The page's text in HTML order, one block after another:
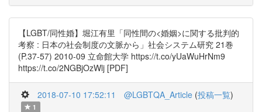
【LGBT/同性婚】堀江有里「同性間の<婚姻>に関する批判的
考察 : 日本の社会制度の文脈から」社会システム研究 21巻
(P.37-57) 2010-09 立命館大学 https://t.co/yUaWuHrNm9
https://t.co/2NGBjOzWlj [PDF]
2018-07-10 17:52:11 @LGBTQA_Article (投稿一覧)
1